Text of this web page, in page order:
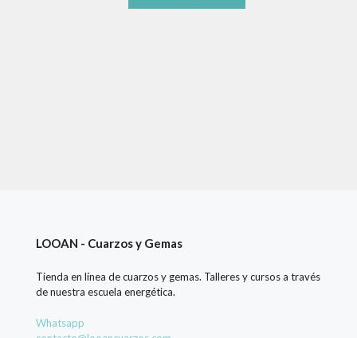
LOOAN - Cuarzos y Gemas
Tienda en línea de cuarzos y gemas. Talleres y cursos a través
de nuestra escuela energética.
Whatsapp